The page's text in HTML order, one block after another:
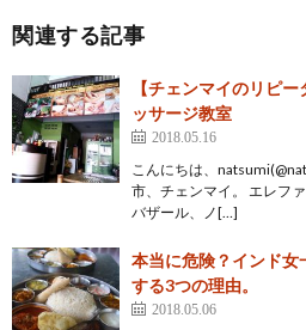
関連する記事
【チェンマイのリピ
ッサージ教室
2018.05.16
こんにちは、
市、チェンマイ。 エレフ
バザール、ノ[…]
本当に危険？インド女
する3つの理由。
2018.05.06